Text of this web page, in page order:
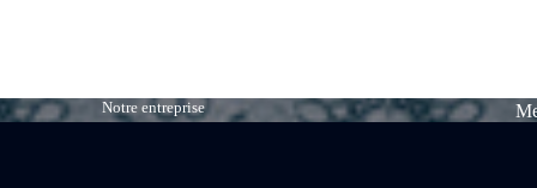
Notre entreprise